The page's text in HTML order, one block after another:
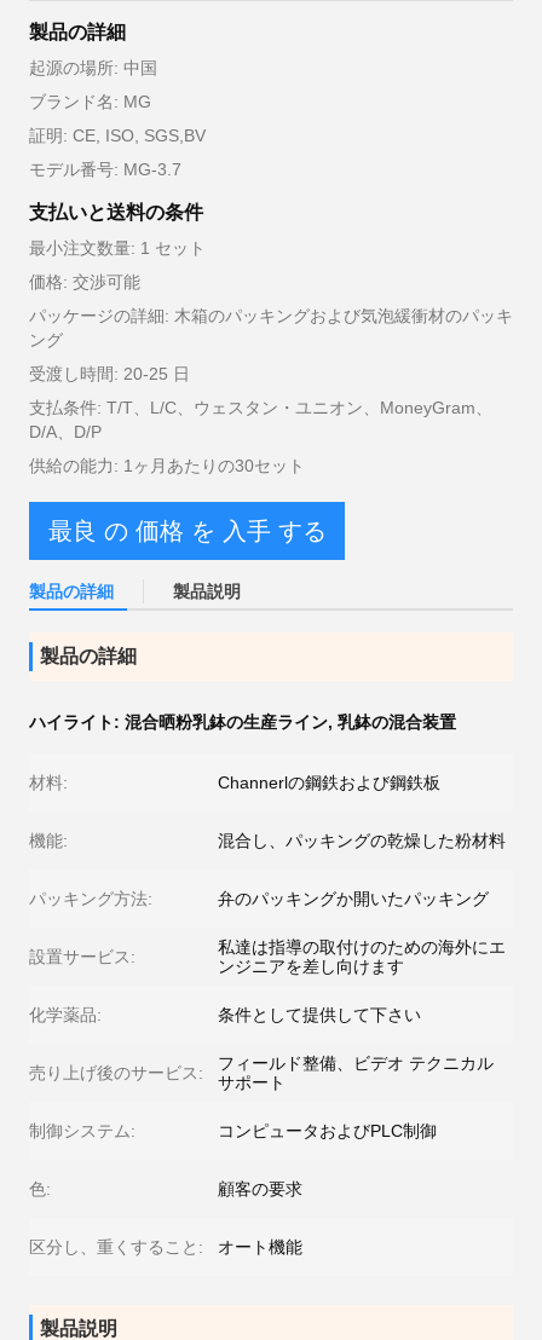
製品の詳細
起源の場所: 中国
ブランド名: MG
証明: CE, ISO, SGS,BV
モデル番号: MG-3.7
支払いと送料の条件
最小注文数量: 1 セット
価格: 交渉可能
パッケージの詳細: 木箱のパッキングおよび気泡緩衝材のパッキ
ング
受渡し時間: 20-25 日
支払条件: T/T、L/C、ウェスタン・ユニオン、MoneyGram、
D/A、D/P
供給の能力: 1ヶ月あたりの30セット
最良 の 価格 を 入手 する
製品の詳細 製品説明
製品の詳細
ハイライト: 混合晒粉乳鉢の生産ライン, 乳鉢の混合装置
材料: Channerlの鋼鉄および鋼鉄板
機能: 混合し、パッキングの乾燥した粉材料
パッキング方法: 弁のパッキングか開いたパッキング
設置サービス:
私達は指導の取付けのための海外にエ
ンジニアを差し向けます
化学薬品: 条件として提供して下さい
売り上げ後のサービス:
フィールド整備、ビデオ テクニカル
サポート
制御システム: コンピュータおよびPLC制御
色: 顧客の要求
区分し、重くすること: オート機能
製品説明